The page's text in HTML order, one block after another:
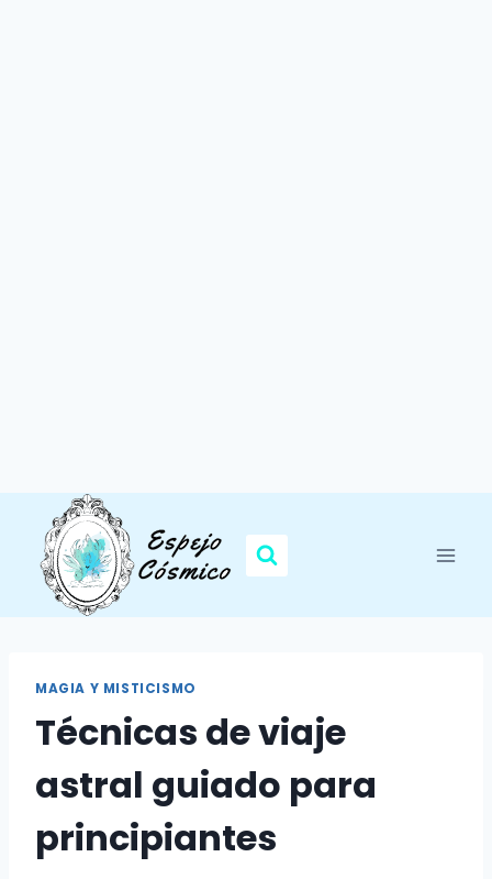
contenido
MAGIA Y MISTICISMO
Técnicas de viaje
astral guiado para
principiantes